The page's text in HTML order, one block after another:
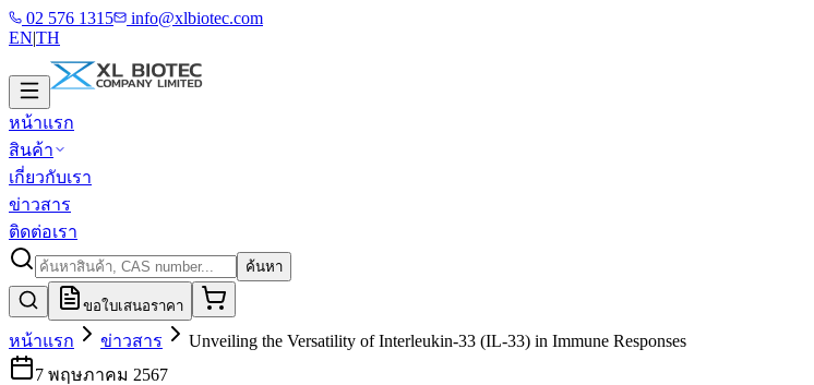
02 576 1315
info@xlbiotec.com
EN|TH
หน้าแรก
สินค้า
เกี่ยวกับเรา
ข่าวสาร
ติดต่อเรา
ค้นหา
ขอใบเสนอราคา
หน้าแรก ข่าวสาร
Unveiling the Versatility of Interleukin-33 (IL-33) in Immune Responses
7 พฤษภาคม 2567